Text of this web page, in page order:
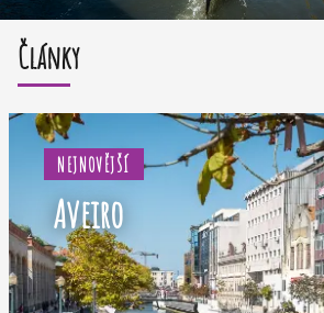
Články
NEJNOVĚJŠÍ
Aveiro